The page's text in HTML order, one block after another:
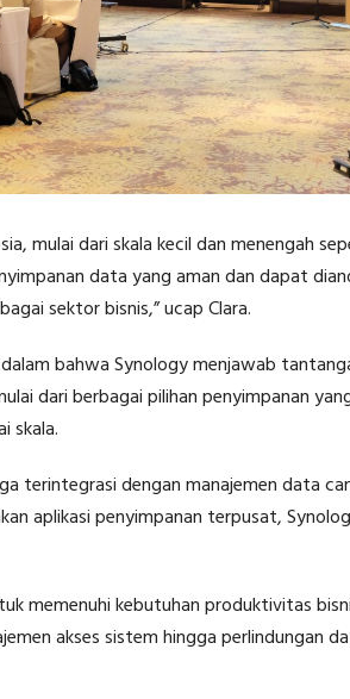
mulai dari skala kecil dan menengah
data yang aman dan dapat
sektor bisnis,” ucap Clara.
bahwa Synology menjawab
dari berbagai pilihan penyimpanan
skala.
terintegrasi dengan manajemen data
aplikasi penyimpanan terpusat,
memenuhi kebutuhan produktivitas
akses sistem hingga perlindungan